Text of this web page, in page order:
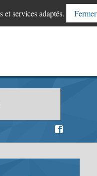
services adaptés. Fermer